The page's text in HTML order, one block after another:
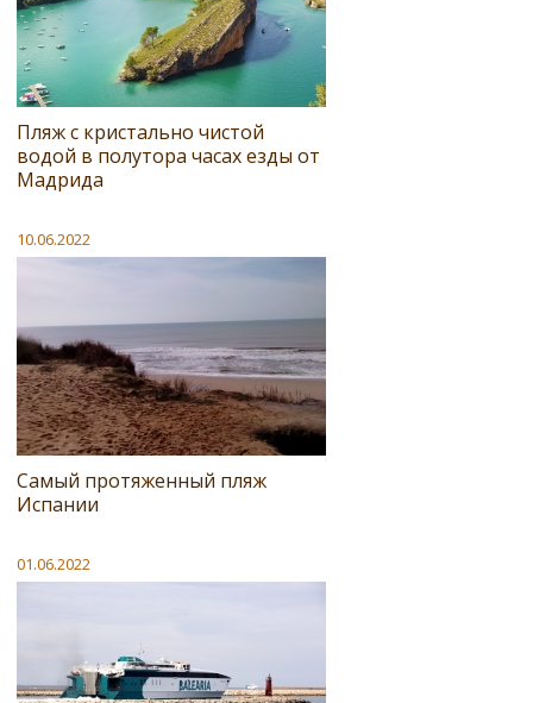
Пляж с кристально чистой
водой в полутора часах езды от
Мадрида
10.06.2022
Самый протяженный пляж
Испании
01.06.2022